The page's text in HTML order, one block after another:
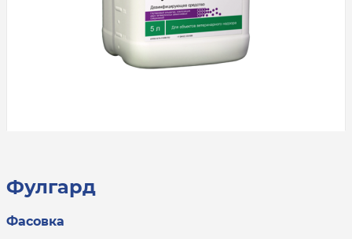
Фулгард
Фасовка